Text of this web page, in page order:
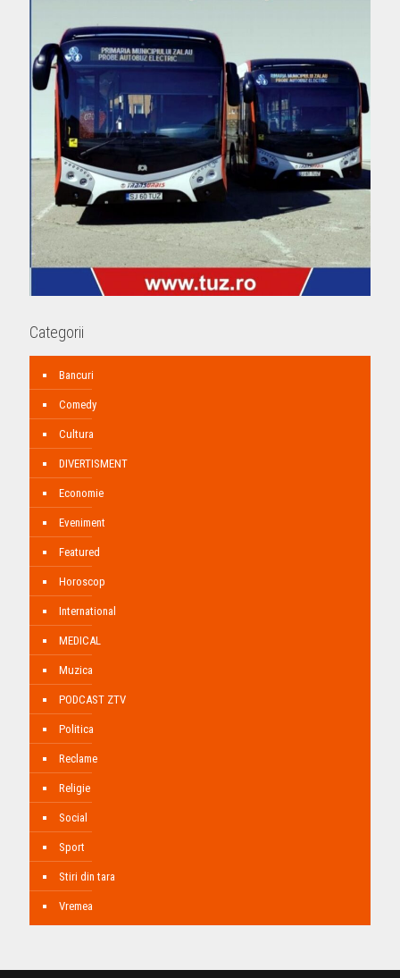
Categorii
Bancuri
Comedy
Cultura
DIVERTISMENT
Economie
Eveniment
Featured
Horoscop
International
MEDICAL
Muzica
PODCAST ZTV
Politica
Reclame
Religie
Social
Sport
Stiri din tara
Vremea